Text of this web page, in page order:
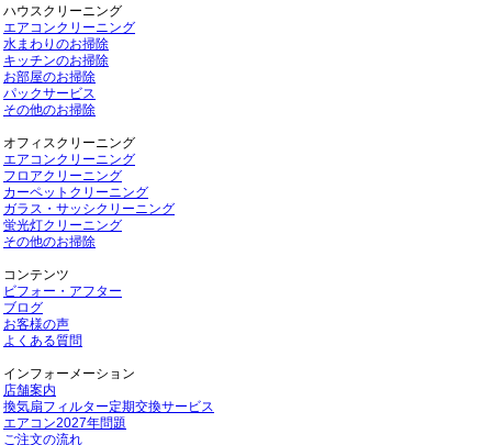
ハウスクリーニング
エアコンクリーニング
水まわりのお掃除
キッチンのお掃除
お部屋のお掃除
パックサービス
その他のお掃除
オフィスクリーニング
エアコンクリーニング
フロアクリーニング
カーペットクリーニング
ガラス・サッシクリーニング
蛍光灯クリーニング
その他のお掃除
コンテンツ
ビフォー・アフター
ブログ
お客様の声
よくある質問
インフォーメーション
店舗案内
換気扇フィルター定期交換サービス
エアコン2027年問題
ご注文の流れ